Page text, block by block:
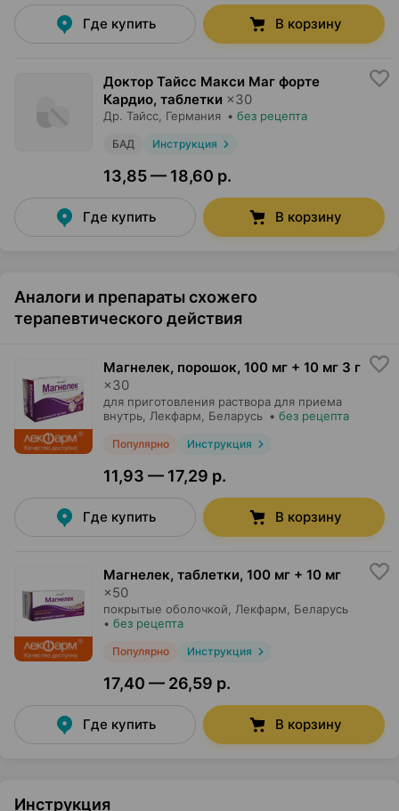
Где купить В корзину
Доктор Тайсс Макси Маг форте
Кардио, таблетки ×30
Др. Тайсс , Германия • без рецепта
БАД Инструкция
13,85 — 18,60 р.
Где купить В корзину
Аналоги и препараты схожего
терапевтического действия
Магнелек, порошок, 100 мг + 10 мг 3 г
×30
для приготовления раствора для приема
внутрь, Лекфарм , Беларусь • без рецепта
Популярно Инструкция
11,93 — 17,29 р.
Где купить В корзину
Магнелек, таблетки, 100 мг + 10 мг
×50
покрытые оболочкой, Лекфарм , Беларусь
• без рецепта
Популярно Инструкция
17,40 — 26,59 р.
Где купить В корзину
Инструкция